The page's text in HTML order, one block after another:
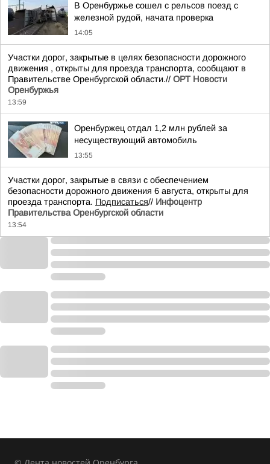
В Оренбуржье сошел с рельсов поезд с
железной рудой, начата проверка
14:05
Участки дорог, закрытые в целях безопасности дорожного
движения , открыты для проезда транспорта, сообщают в
Правительстве Оренбургской области.// ОРТ Новости
Оренбуржья
13:59
Оренбуржец отдал 1,2 млн рублей за
несуществующий автомобиль
13:55
Участки дорог, закрытые в связи с обеспечением
безопасности дорожного движения 6 августа, открыты для
проезда транспорта. Подписаться// Инфоцентр
Правительства Оренбургской области
13:54